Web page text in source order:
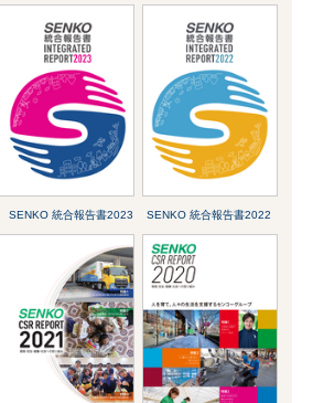
SENKO 統合報告書2023 SENKO 統合報告書2022